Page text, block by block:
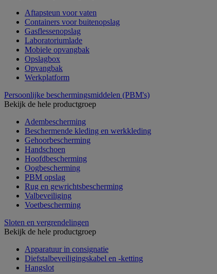
Aftapsteun voor vaten
Containers voor buitenopslag
Gasflessenopslag
Laboratoriumlade
Mobiele opvangbak
Opslagbox
Opvangbak
Werkplatform
Persoonlijke beschermingsmiddelen (PBM's)
Bekijk de hele productgroep
Adembescherming
Beschermende kleding en werkkleding
Gehoorbescherming
Handschoen
Hoofdbescherming
Oogbescherming
PBM opslag
Rug en gewrichtsbescherming
Valbeveiliging
Voetbescherming
Sloten en vergrendelingen
Bekijk de hele productgroep
Apparatuur in consignatie
Diefstalbeveiligingskabel en -ketting
Hangslot